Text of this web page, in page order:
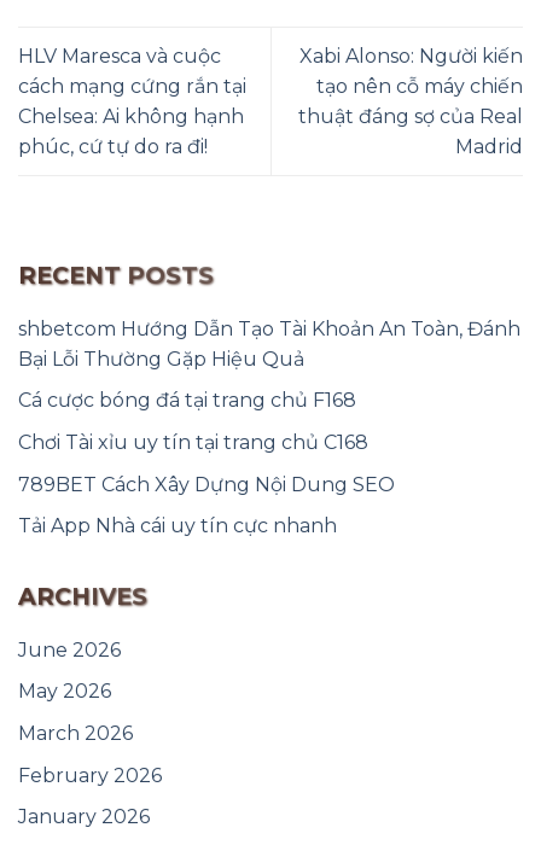
HLV Maresca và cuộc
cách mạng cứng rắn tại
Chelsea: Ai không hạnh
phúc, cứ tự do ra đi!
Xabi Alonso: Người kiến
tạo nên cỗ máy chiến
thuật đáng sợ của Real
Madrid
RECENT POSTS
shbetcom Hướng Dẫn Tạo Tài Khoản An Toàn, Đánh
Bại Lỗi Thường Gặp Hiệu Quả
Cá cược bóng đá tại trang chủ F168
Chơi Tài xỉu uy tín tại trang chủ C168
789BET Cách Xây Dựng Nội Dung SEO
Tải App Nhà cái uy tín cực nhanh
ARCHIVES
June 2026
May 2026
March 2026
February 2026
January 2026